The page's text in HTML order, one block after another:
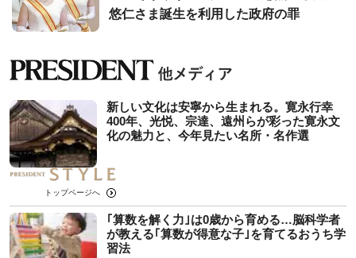
悠仁さま誕生を利用した政府の罪
新しい文化は安寧から生まれる。寛永行幸
400年、光悦、宗達、遠州らが彩った寛永文
化の魅力と、今年見たい名所・名作選
トップページへ
｢算数を解く力｣は0歳から育める…脳科学者
が教える｢算数が得意な子｣を育てるおうち学
習法